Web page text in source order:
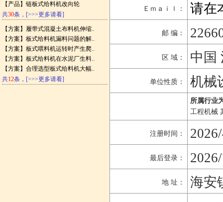
【产品】 链板式给料机改向轮
共30条， [>>>更多请看]
【方案】 履带式混凝土布料机伸缩..
【方案】 板式给料机漏料问题的解..
【方案】 板式喂料机运转时产生爬..
【方案】 板式给料机在水泥厂生料..
【方案】 合理选型板式给料机大幅..
共12条， [>>>更多请看]
Ｅｍａｉｌ： 请在
邮 编：
区 域： 中国
单位性质： 机械
所属行业
工程机械
注册时间：
最后登录：
地 址： 海安